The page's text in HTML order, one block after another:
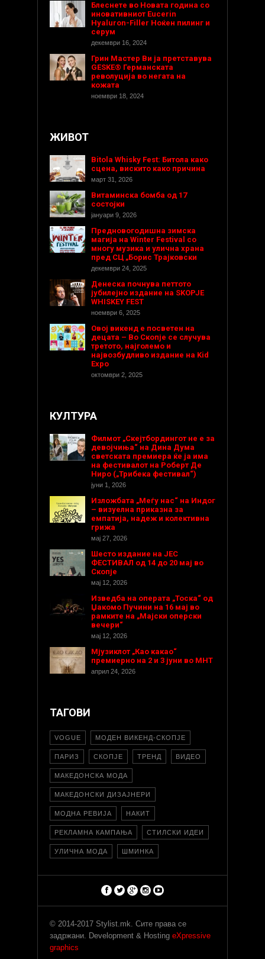
Блеснете во Новата година со
иновативниот Eucerin
Hyaluron-Filler Ноќен пилинг и
серум
декември 16, 2024
Грин Мастер Ви ја претставува
GESKE® Германската
револуција во негата на
кожата
ноември 18, 2024
ЖИВОТ
Bitola Whisky Fest: Битола како
сцена, вискито како причина
март 31, 2026
Витаминска бомба од 17
состојки
јануари 9, 2026
Предновогодишнa зимска
магија на Winter Festival со
многу музика и улична храна
пред СЦ „Борис Трајковски
декември 24, 2025
Денеска почнува петтото
јубилејно издание на SKOPJE
WHISKEY FEST
ноември 6, 2025
Овој викенд е посветен на
децата – Во Скопје се случува
третото, најголемо и
највозбудливо издание на Kid
Expo
октомври 2, 2025
КУЛТУРА
Филмот „Скејтбордингот не е за
девојчиња“ на Дина Дума
светската премиера ќе ја има
на фестивалот на Роберт Де
Ниро („Трибека фестивал“)
јуни 1, 2026
Изложбата „Меѓу нас“ на Индог
– визуелна приказна за
емпатија, надеж и колективна
грижа
мај 27, 2026
Шесто издание на ЈЕС
ФЕСТИВАЛ од 14 до 20 мај во
Скопје
мај 12, 2026
Изведба на операта „Тоска“ од
Џакомо Пучини на 16 мај во
рамките на „Мајски оперски
вечери“
мај 12, 2026
Мјузиклот „Као какао“
премиерно на 2 и 3 јуни во МНТ
април 24, 2026
ТАГОВИ
VOGUE МОДЕН ВИКЕНД-СКОПЈЕ
ПАРИЗ СКОПЈЕ ТРЕНД ВИДЕО
МАКЕДОНСКА МОДА
МАКЕДОНСКИ ДИЗАЈНЕРИ
МОДНА РЕВИЈА НАКИТ
РЕКЛАМНА КАМПАЊА СТИЛСКИ ИДЕИ
УЛИЧНА МОДА ШМИНКА
© 2014-2017 Stylist.mk. Сите права се
задржани. Development & Hosting eXpressive
graphics